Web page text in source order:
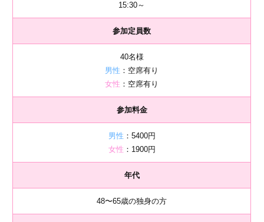
15:30～
参加定員数
40名様
男性 ：空席有り
女性 ：空席有り
参加料金
男性 ：5400円
女性 ：1900円
年代
48〜65歳の独身の方